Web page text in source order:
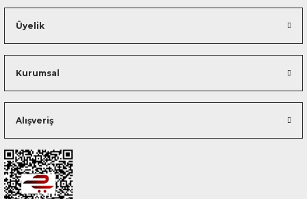
Üyelik
Kurumsal
Alışveriş